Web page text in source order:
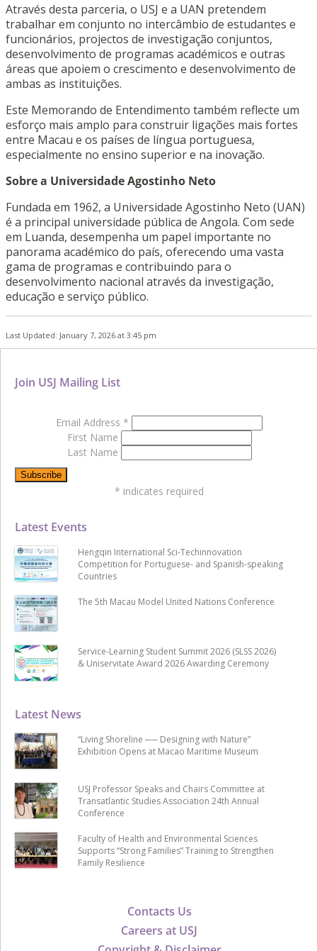
Através desta parceria, o USJ e a UAN pretendem
trabalhar em conjunto no intercâmbio de estudantes e
funcionários, projectos de investigação conjuntos,
desenvolvimento de programas académicos e outras
áreas que apoiem o crescimento e desenvolvimento de
ambas as instituições.
Este Memorando de Entendimento também reflecte um
esforço mais amplo para construir ligações mais fortes
entre Macau e os países de língua portuguesa,
especialmente no ensino superior e na inovação.
Sobre a Universidade Agostinho Neto
Fundada em 1962, a Universidade Agostinho Neto (UAN)
é a principal universidade pública de Angola. Com sede
em Luanda, desempenha um papel importante no
panorama académico do país, oferecendo uma vasta
gama de programas e contribuindo para o
desenvolvimento nacional através da investigação,
educação e serviço público.
Last Updated: January 7, 2026 at 3:45 pm
Contacts Us
Careers at USJ
Latest News
“Living Shoreline ── Designing with Nature”
Exhibition Opens at Macao Maritime Museum
USJ Professor Speaks and Chairs Committee at
Transatlantic Studies Association 24th Annual
Conference
Faculty of Health and Environmental Sciences
Supports “Strong Families” Training to Strengthen
Family Resilience
Latest Events
Hengqin International Sci-Techinnovation
Competition for Portuguese- and Spanish-speaking
Countries
The 5th Macau Model United Nations Conference
Service-Learning Student Summit 2026 (SLSS 2026)
& Uniservitate Award 2026 Awarding Ceremony
Join USJ Mailing List
Email Address *
First Name
Last Name
* indicates required